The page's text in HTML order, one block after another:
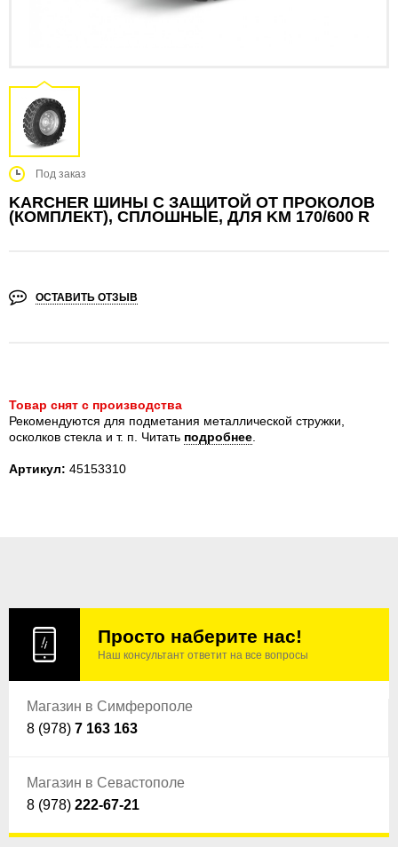
Под заказ
KARCHER ШИНЫ С ЗАЩИТОЙ ОТ ПРОКОЛОВ
(КОМПЛЕКТ), СПЛОШНЫЕ, ДЛЯ KM 170/600 R
ОСТАВИТЬ ОТЗЫВ
Товар снят с производства
Рекомендуются для подметания металлической стружки,
осколков стекла и т. п.
Читать подробнее
Артикул: 45153310
Просто наберите нас!
Наш консультант ответит на все вопросы
Магазин в Симферополе
8 (978) 7 163 163
Магазин в Севастополе
8 (978) 222-67-21